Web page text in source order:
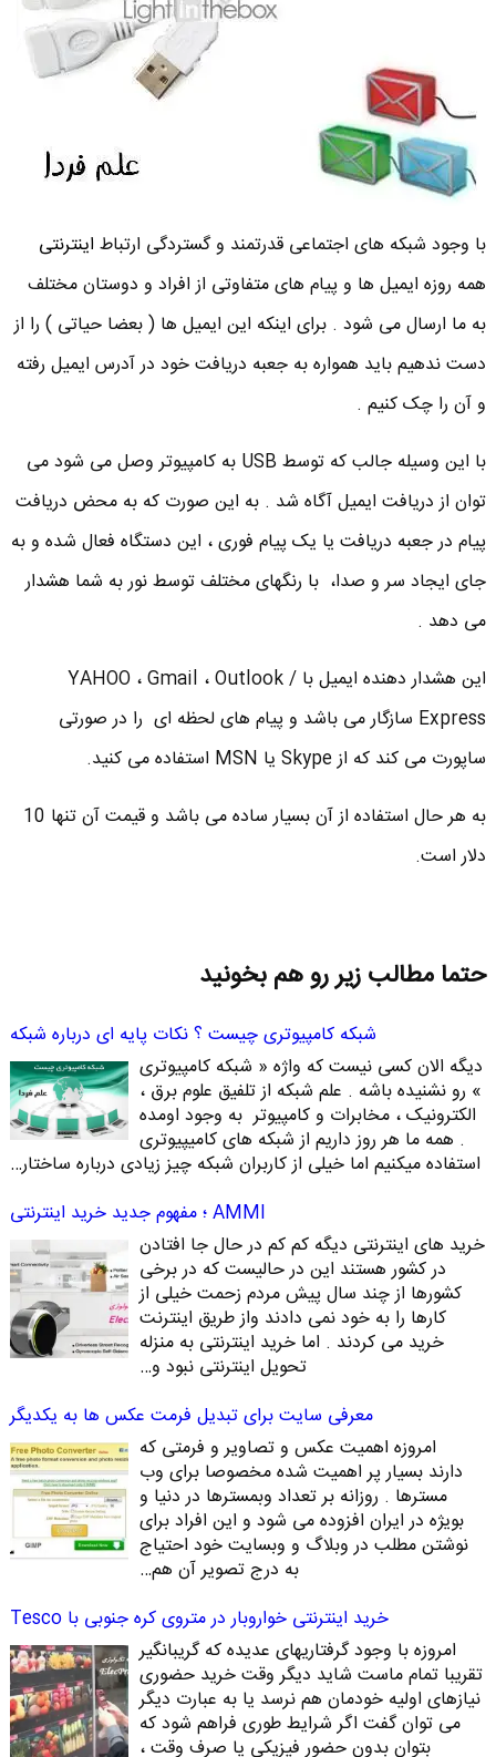
با وجود شبکه های اجتماعی قدرتمند و گستردگی ارتباط اینترنتی
همه روزه ایمیل ها و پیام های متفاوتی از افراد و دوستان مختلف
به ما ارسال می شود . برای اینکه این ایمیل ها ( بعضا حیاتی ) را از
دست ندهیم باید همواره به جعبه دریافت خود در آدرس ایمیل رفته
و آن را چک کنیم .
با این وسیله جالب که توسط USB به کامپیوتر وصل می شود می
توان از دریافت ایمیل آگاه شد . به این صورت که به محض دریافت
پیام در جعبه دریافت یا یک پیام فوری ، این دستگاه فعال شده و به
جای ایجاد سر و صدا، با رنگهای مختلف توسط نور به شما هشدار
می دهد .
این هشدار دهنده ایمیل با YAHOO ، Gmail ، Outlook /
Express سازگار می باشد و پیام های لحظه ای را در صورتی
ساپورت می کند که از Skype یا MSN استفاده می کنید.
به هر حال استفاده از آن بسیار ساده می باشد و قیمت آن تنها 10
دلار است.
حتما مطالب زیر رو هم بخونید
شبکه کامپیوتری چیست ؟ نکات پایه ای درباره شبکه
دیگه الان کسی نیست که واژه « شبکه کامپیوتری
» رو نشنیده باشه . علم شبکه از تلفیق علوم برق ،
الکترونیک ، مخابرات و کامپیوتر به وجود اومده
. همه ما هر روز داریم از شبکه های کامیپیوتری
استفاده میکنیم اما خیلی از کاربران شبکه چیز زیادی درباره ساختار…
AMMI ؛ مفهوم جدید خرید اینترنتی
خرید های اینترنتی دیگه کم کم در حال جا افتادن
در کشور هستند این در حالیست که در برخی
کشورها از چند سال پیش مردم زحمت خیلی از
کارها را به خود نمی دادند واز طریق اینترنت
خرید می کردند . اما خرید اینترنتی به منزله
تحویل اینترنتی نبود و…
معرفی سایت برای تبدیل فرمت عکس ها به یکدیگر
امروزه اهمیت عکس و تصاویر و فرمتی که
دارند بسیار پر اهمیت شده مخصوصا برای وب
مسترها . روزانه بر تعداد وبمسترها در دنیا و
بویژه در ایران افزوده می شود و این افراد برای
نوشتن مطلب در وبلاگ و وبسایت خود احتیاج
به درج تصویر آن هم…
خرید اینترنتی خواروبار در متروی کره جنوبی با Tesco
امروزه با وجود گرفتاریهای عدیده که گریبانگیر
تقریبا تمام ماست شاید دیگر وقت خرید حضوری
نیازهای اولیه خودمان هم نرسد یا به عبارت دیگر
می توان گفت اگر شرایط طوری فراهم شود که
بتوان بدون حضور فیزیکی یا صرف وقت ،